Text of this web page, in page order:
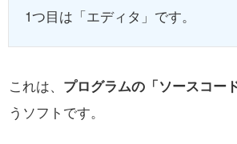
1つ目は「エディタ」です。
これは、 プログラムの「ソースコー
うソフトです。